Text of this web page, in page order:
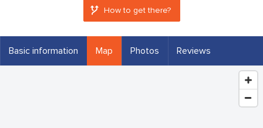
How to get there?
Basic information Map Photos Reviews